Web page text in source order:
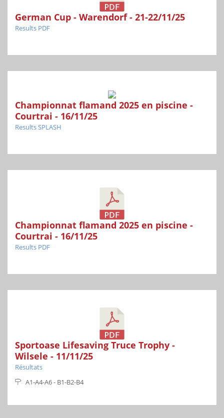
German Cup - Warendorf - 21-22/11/25
Results PDF
Championnat flamand 2025 en piscine -
Courtrai - 16/11/25
Results SPLASH
Championnat flamand 2025 en piscine -
Courtrai - 16/11/25
Results PDF
Sportoase Lifesaving Truce Trophy -
Wilsele - 11/11/25
Résultats
A1-A4-A6 - B1-B2-B4